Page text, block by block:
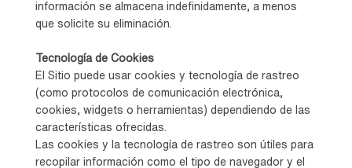
información se almacena indefinidamente, a menos
que solicite su eliminación.
Tecnología de Cookies
El Sitio puede usar cookies y tecnología de rastreo
(como protocolos de comunicación electrónica,
cookies, widgets o herramientas) dependiendo de las
características ofrecidas.
Las cookies y la tecnología de rastreo son útiles para
recopilar información como el tipo de navegador y el